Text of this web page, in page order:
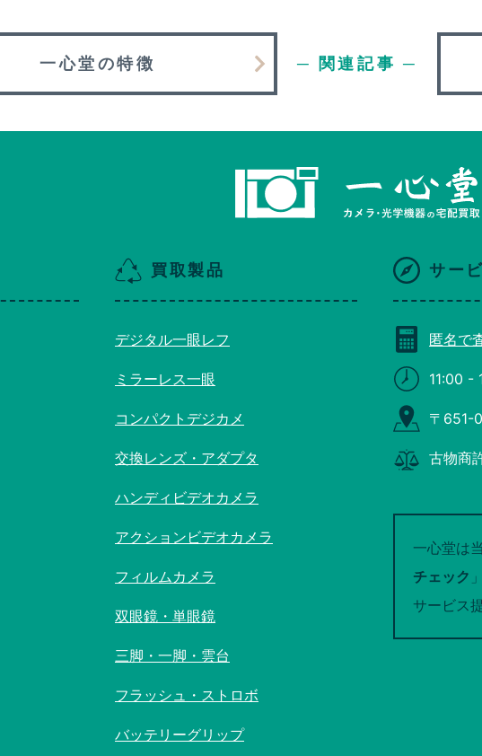
一心堂の特徴 ─ 関連記事 ─
買取製品
デジタル一眼レフ
ミラーレス一眼
コンパクトデジカメ
交換レンズ・アダプタ
ハンディビデオカメラ
アクションビデオカメラ
フィルムカメラ
双眼鏡・単眼鏡
三脚・一脚・雲台
フラッシュ・ストロボ
バッテリーグリップ
サー
匿名で
11:00 -
〒651-
古物商
一心堂は
チェック
サービス